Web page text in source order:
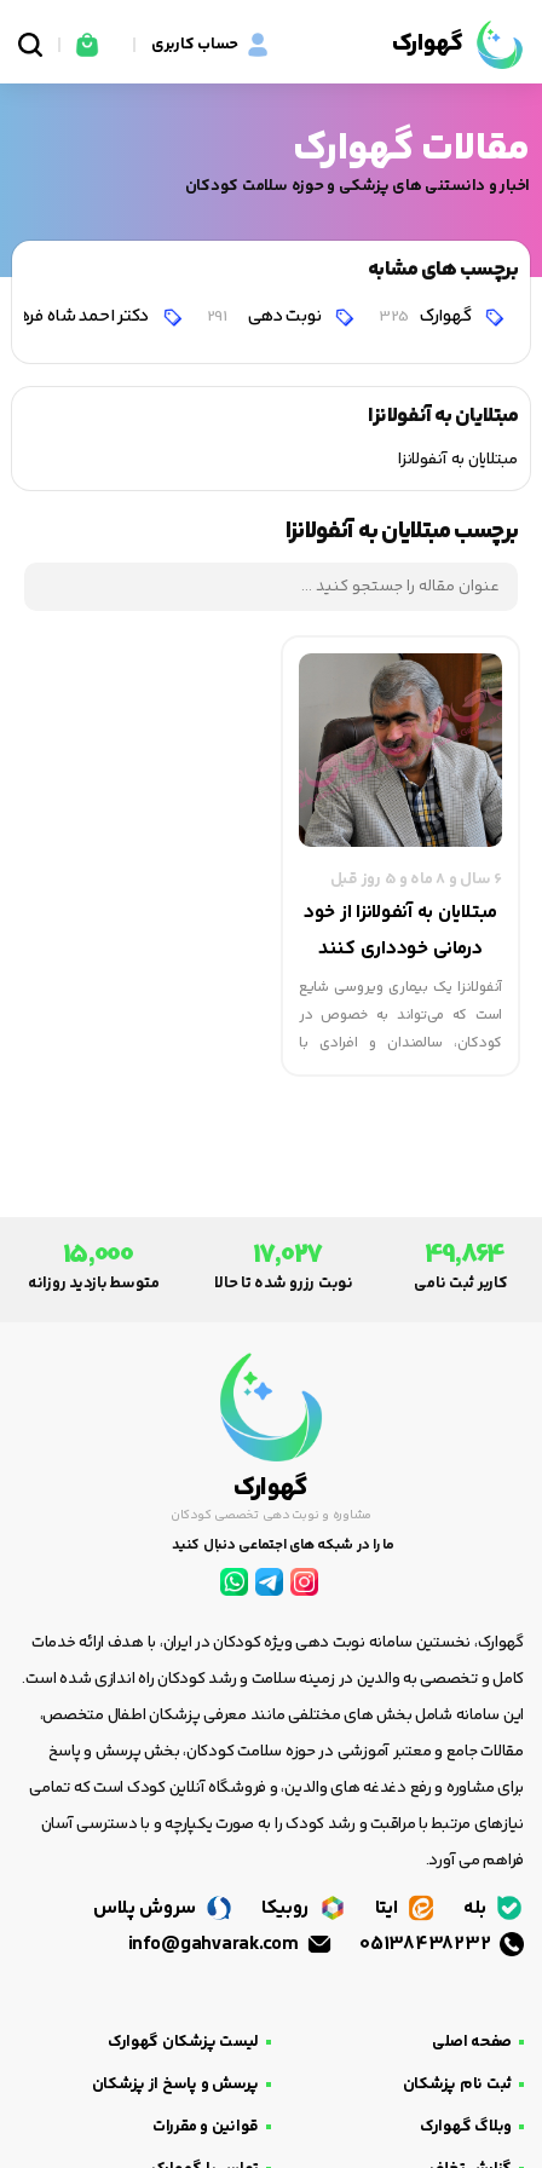
گهوارک حساب کاربری
مقالات گهوارک
اخبار و دانستنی های پزشکی و حوزه سلامت کودکان
برچسب های مشابه
گهوارک 325 نوبت دهی 291 دکتر احمد شاه فرهت
مبتلایان به آنفولانزا
مبتلایان به آنفولانزا
برچسب مبتلایان به آنفولانزا
6 سال و 8 ماه و 5 روز قبل
مبتلایان به آنفولانزا از خود
درمانی خودداری کنند
آنفولانزا یک بیماری ویروسی شایع
است که می‌تواند به خصوص در
کودکان، سالمندان و افرادی با
مبتلایان به آنفولانزا باید از
خوددرمانی خودداری کنند پرداخته
شده است.
49,864
کاربر ثبت نامی
17,027
نوبت رزرو شده تا حالا
15,000
متوسط بازدید روزانه
گهوارک
مشاوره و نوبت دهی تخصصی کودکان
ما را در شبکه های اجتماعی دنبال کنید
گهوارک، نخستین سامانه نوبت دهی ویژه کودکان در ایران، با هدف ارائه خدمات
کامل و تخصصی به والدین در زمینه سلامت و رشد کودکان راه اندازی شده است.
این سامانه شامل بخش های مختلفی مانند معرفی پزشکان اطفال متخصص،
مقالات جامع و معتبر آموزشی در حوزه سلامت کودکان، بخش پرسش و پاسخ
برای مشاوره و رفع دغدغه های والدین، و فروشگاه آنلاین کودک است که تمامی
نیازهای مرتبط با مراقبت و رشد کودک را به صورت یکپارچه و با دسترسی آسان
فراهم می آورد.
بله ایتا روبیکا
سروش پلاس
صفحه اصلی
لیست پزشکان گهوارک
ثبت نام پزشکان
پرسش و پاسخ از پزشکان
وبلاگ گهوارک
قوانین و مقررات